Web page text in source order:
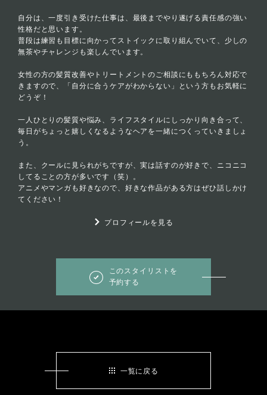
自分は、一度引き受けた仕事は、最後までやり遂げる責任感の強い
性格だと思います。
普段は練習も目標に向かってストイックに取り組んでいて、少しの
無茶やチャレンジも楽しんでいます。
女性の方の髪質改善やトリートメントのご相談にももちろん対応で
きますので、「自分に合うケアがわからない」という方もお気軽に
どうぞ！
一人ひとりの髪質や悩み、ライフスタイルにしっかり向き合って、
毎日がちょっと嬉しくなるようなヘアを一緒につくっていきましょ
う。
また、クールに見られがちですが、実は話すのが好きで、ニコニコ
してることの方が多いです（笑）。
アニメやマンガも好きなので、好きな作品がある方はぜひ話しかけ
てください！
プロフィールを見る
このスタイリストを
予約する
一覧に戻る